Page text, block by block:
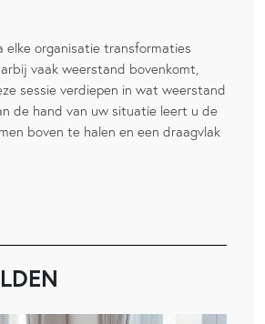
elke organisatie transformaties
vaak weerstand bovenkomt,
sessie verdiepen in wat weerstand
de hand van uw situatie leert u de
boven te halen en een draagvlak